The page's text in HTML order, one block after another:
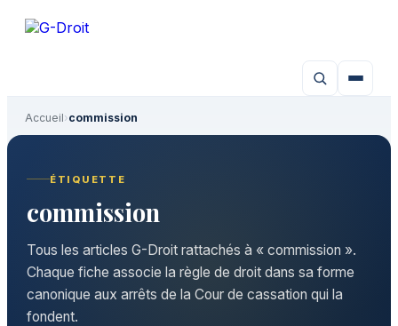
Accueil›commission
ÉTIQUETTE
commission
Tous les articles G-Droit rattachés à « commission ».
Chaque fiche associe la règle de droit dans sa forme
canonique aux arrêts de la Cour de cassation qui la
fondent.